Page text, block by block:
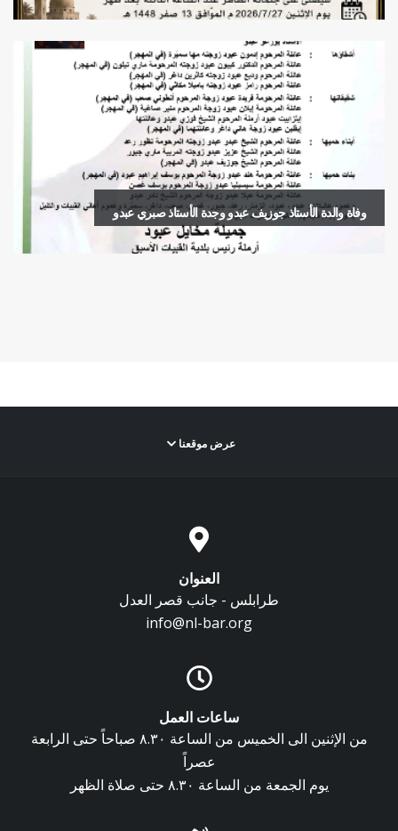
وفاة والدة الأستاذ جوزيف عبدو وجدة الأستاذ صبري عبدو
عرض موقعنا
العنوان
طرابلس - جانب قصر العدل
info@nl-bar.org
ساعات العمل
من الإثنين الى الخميس من الساعة ٨.٣٠ صباحاً حتى الرابعة
عصراً
يوم الجمعة من الساعة ٨.٣٠ حتى صلاة الظهر